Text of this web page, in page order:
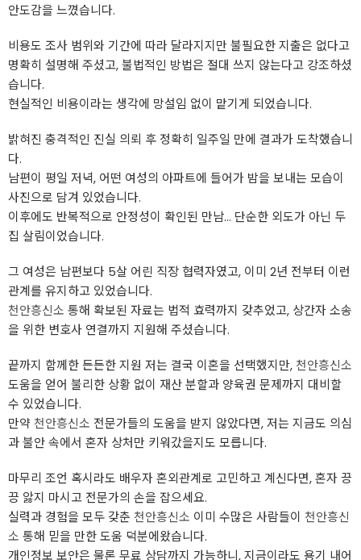
안도감을 느꼈습니다.
비용도 조사 범위와 기간에 따라 달라지지만 불필요한 지출은 없다고
명확히 설명해 주셨고, 불법적인 방법은 절대 쓰지 않는다고 강조하셨
습니다.
현실적인 비용이라는 생각에 망설임 없이 맡기게 되었습니다.
밝혀진 충격적인 진실 의뢰 후 정확히 일주일 만에 결과가 도착했습니
다.
남편이 평일 저녁, 어떤 여성의 아파트에 들어가 밤을 보내는 모습이
사진으로 담겨 있었습니다.
이후에도 반복적으로 안정성이 확인된 만남… 단순한 외도가 아닌 두
집 살림이었습니다.
그 여성은 남편보다 5살 어린 직장 협력자였고, 이미 2년 전부터 이런
관계를 유지하고 있었습니다.
천안흥신소 통해 확보된 자료는 법적 효력까지 갖추었고, 상간자 소송
을 위한 변호사 연결까지 지원해 주셨습니다.
끝까지 함께한 든든한 지원 저는 결국 이혼을 선택했지만, 천안흥신소
도움을 얻어 불리한 상황 없이 재산 분할과 양육권 문제까지 대비할
수 있었습니다.
만약 천안흥신소 전문가들의 도움을 받지 않았다면, 저는 지금도 의심
과 불안 속에서 혼자 상처만 키워갔을지도 모릅니다.
마무리 조언 혹시라도 배우자 혼외관계로 고민하고 계신다면, 혼자 끙
끙 앓지 마시고 전문가의 손을 잡으세요.
실력과 경험을 모두 갖춘 천안흥신소 이미 수많은 사람들이 천안흥신
소 통해 믿을 만한 도움 덕분에왔습니다.
개인정보 보안은 물론 무료 상담까지 가능하니, 지금이라도 용기 내어